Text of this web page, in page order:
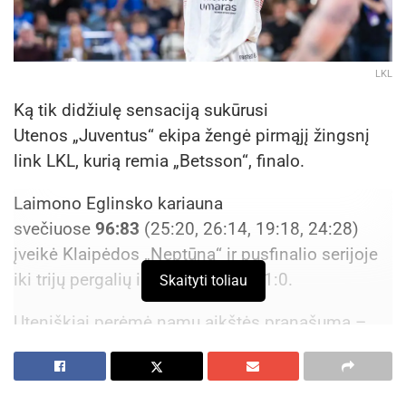
LKL
Ką tik didžiulę sensaciją sukūrusi
Utenos „Juventus“ ekipa žengė pirmąjį žingsnį
link LKL, kurią remia „Betsson“, finalo.
Laimono Eglinsko kariauna
svečiuose 96:83 (25:20, 26:14, 19:18, 24:28)
įveikė Klaipėdos „Neptūną“ ir pusfinalio serijoje
iki trijų pergalių išsiveržė į priekį 1:0.
Uteniškiai perėmė namų aikštės pranašumą –
antroji serijos dvikova vyks penktadienį Utenoje.
Skaityti toliau